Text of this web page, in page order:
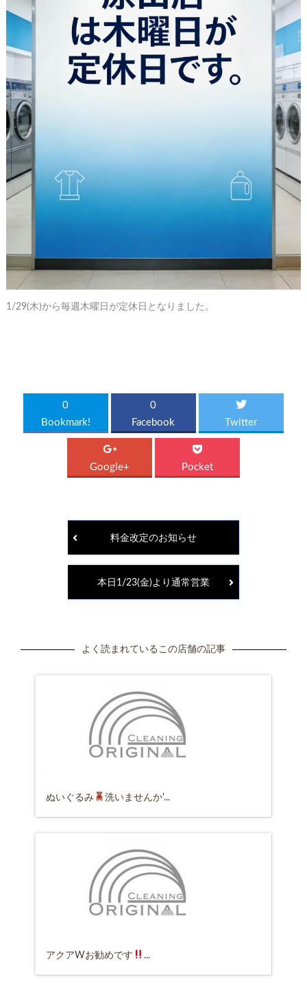
1/29(木)から毎週木曜日が定休日となりました。
0
Bookmark!
0
Facebook
Twitter
Google+ Pocket
料金改定のお知らせ
本日1/23(金)より通常営業
よく読まれているこの店舗の記事
ぬいぐるみ 洗いませんか'...
アクアWお勧めです ...